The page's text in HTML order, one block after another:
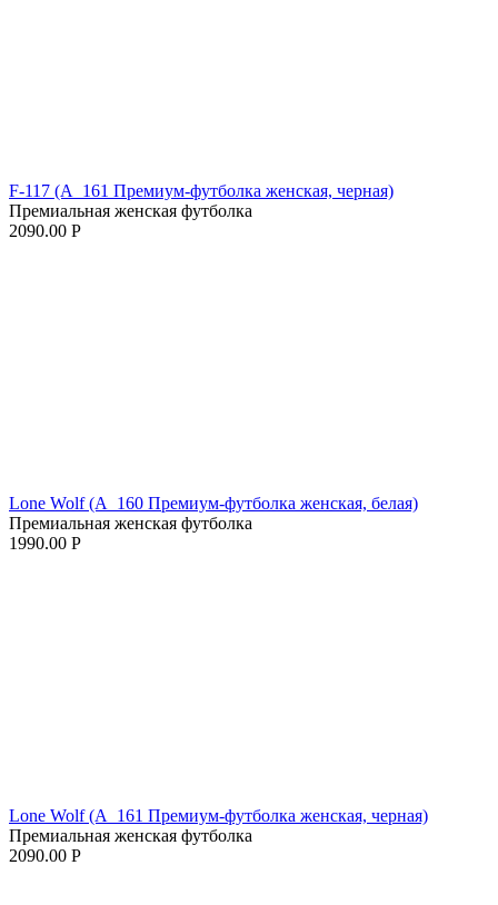
F-117 (A_161 Премиум-футболка женская, черная)
Премиальная женская футболка
2090.00 Р
Lone Wolf (A_160 Премиум-футболка женская, белая)
Премиальная женская футболка
1990.00 Р
Lone Wolf (A_161 Премиум-футболка женская, черная)
Премиальная женская футболка
2090.00 Р